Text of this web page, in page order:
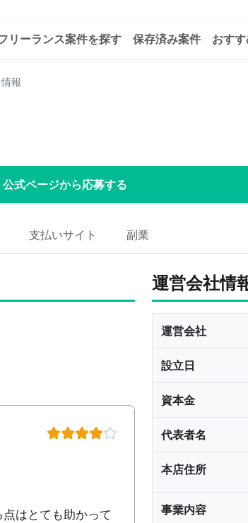
リーランス案件を探す 保存済み案件 おす
報
公式ページから応募する
支払いサイト 副業
はとても助かって
運営会社情
運営会社
設立日
資本金
代表者名
本店住所
事業内容